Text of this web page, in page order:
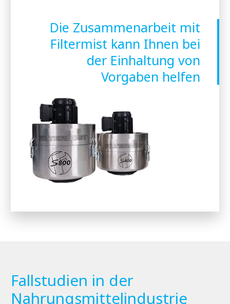
Die Zusammenarbeit mit
Filtermist kann Ihnen bei
der Einhaltung von
Vorgaben helfen
Fallstudien in der
Nahrungsmittelindustrie